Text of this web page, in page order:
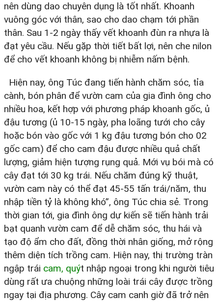
nên dùng dao chuyên dụng là tốt nhất. Khoanh
vuông góc với thân, sao cho dao chạm tới phần
thân. Sau 1-2 ngày thấy vết khoanh đùn ra nhựa là
đạt yêu cầu. Nếu gặp thời tiết bất lợi, nên che nilon
để cho vết khoanh không bị nhiễm nấm bệnh.
Hiện nay, ông Túc đang tiến hành chăm sóc, tỉa
cành, bón phân để vườn cam của gia đình ông cho
nhiều hoa, kết hợp với phương pháp khoanh gốc, ủ
đậu tương (ủ 10-15 ngày, pha loãng tưới cho cây
hoặc bón vào gốc với 1 kg đậu tương bón cho 02
gốc cam) để cho cam đậu được nhiều quả chất
lượng, giảm hiện tượng rụng quả. Mới vụ bói mà có
cây đạt tới 30 kg trái. Nếu chăm đúng kỹ thuật,
vườn cam này có thể đạt 45-55 tấn trái/năm, thu
nhập tiền tỷ là không khó”, ông Túc chia sẻ. Trong
thời gian tới, gia đình ông dự kiến sẽ tiến hành trải
bạt quanh vườn cam để dễ chăm sóc, thu hái và
tạo độ ẩm cho đất, đồng thời nhân giống, mở rộng
thêm diện tích trồng cam. Hiện nay, thị trường tràn
ngập trái cam, quýt nhập ngoại trong khi người tiêu
dùng rất ưa chuộng những loài trái cây được trồng
ngay tại địa phương. Cây cam canh giờ đã trở nên